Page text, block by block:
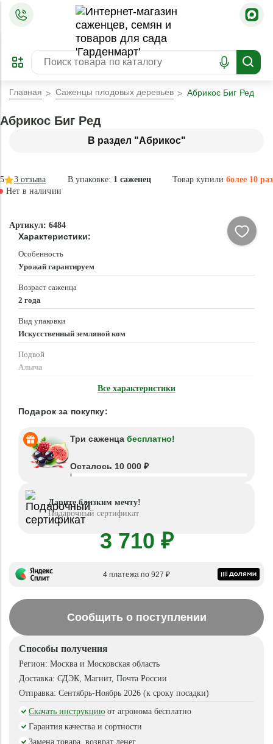
ПРЕДЗАКАЗ
ЗАБРОНИРОВАТЬ
ЛУЧШЕЕ
Главная Саженцы плодовых деревьев Абрикос Биг Ред
В раздел "Абрикос"
Абрикос Биг Ред
В упаковке: 1 саженец Товар купили более 10 раз
5 3 отзыва
Нет в наличии
Артикул: 6484
Характеристики:
Особенность
Урожай гарантируем
Возраст саженца
2 года
Вид упаковки
Искусственный земляной ком
Подвой
Алыча
Все характеристики
Подарок за покупку:
Три саженца бесплатно!
Осталось 10 000 ₽
Дарите близким мечту!
Подарочный сертификат
3 710 ₽
4 платежа по 927 ₽
Сообщить о поступлении
Способы получения
Регион: Москва и Московская область
Доставка: СДЭК, Магнит, Почта России
Отправка: Сентябрь-Ноябрь 2026 (к сроку посадки)
Скачать инструкцию от агронома бесплатно
Гарантия качества и сортности
Замена товара, возврат денег